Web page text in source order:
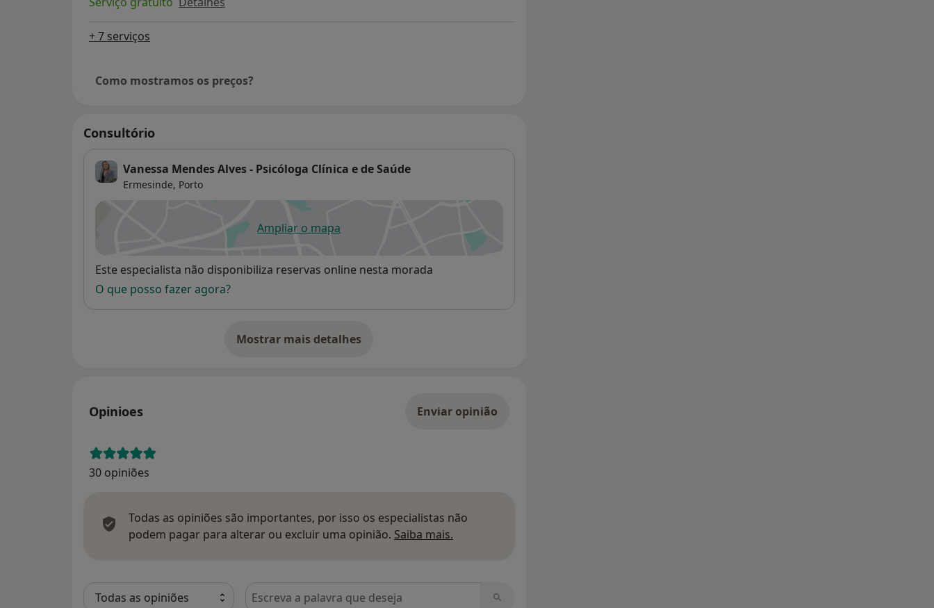
+ 7 serviços
Como mostramos os preços?
Consultório
Vanessa Mendes Alves - Psicóloga Clínica e de Saúde
Ermesinde, Porto
Ampliar o mapaabre num novo separador
Disponibilidade
Este especialista não disponibiliza reservas online nesta morada
O que posso fazer agora?
Mostrar mais detalhes
sobre o endereço
Opinioes Enviar opinião
30 opiniões
Todas as opiniões são importantes, por isso os especialistas não
podem pagar para alterar ou excluir uma opinião. Saiba mais.
Pesquisar em opiniões